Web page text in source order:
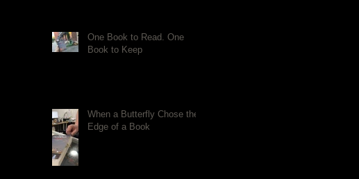
One Book to Read. One
Book to Keep
When a Butterfly Chose the
Edge of a Book